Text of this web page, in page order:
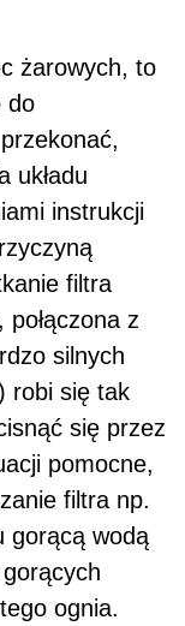
żarowych, to
do
układu
instrukcji
filtra
z
silnych
robi się tak
się przez
pomocne,
filtra np.
gorącą wodą
ognia.